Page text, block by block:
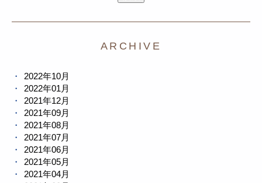
ARCHIVE
2022年10月
2022年01月
2021年12月
2021年09月
2021年08月
2021年07月
2021年06月
2021年05月
2021年04月